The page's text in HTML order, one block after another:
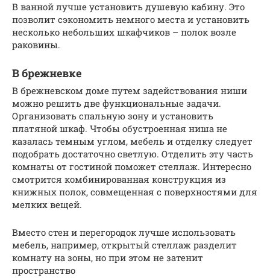
В ванной лучше установить душевую кабину. Это
позволит сэкономить немного места и установить
несколько небольших шкафчиков – полок возле
раковины.
В брежневке
В брежневском доме путем задействования ниши
можно решить две функциональные задачи.
Организовать спальную зону и установить
платяной шкаф. Чтобы обустроенная ниша не
казалась темным углом, мебель и отделку следует
подобрать достаточно светлую. Отделить эту часть
комнаты от гостиной поможет стеллаж. Интересно
смотрится комбинированная конструкция из
книжных полок, совмещенная с поверхностями для
мелких вещей.
Вместо стен и перегородок лучше использовать
мебель, например, открытый стеллаж разделит
комнату на зоны, но при этом не затенит
пространство